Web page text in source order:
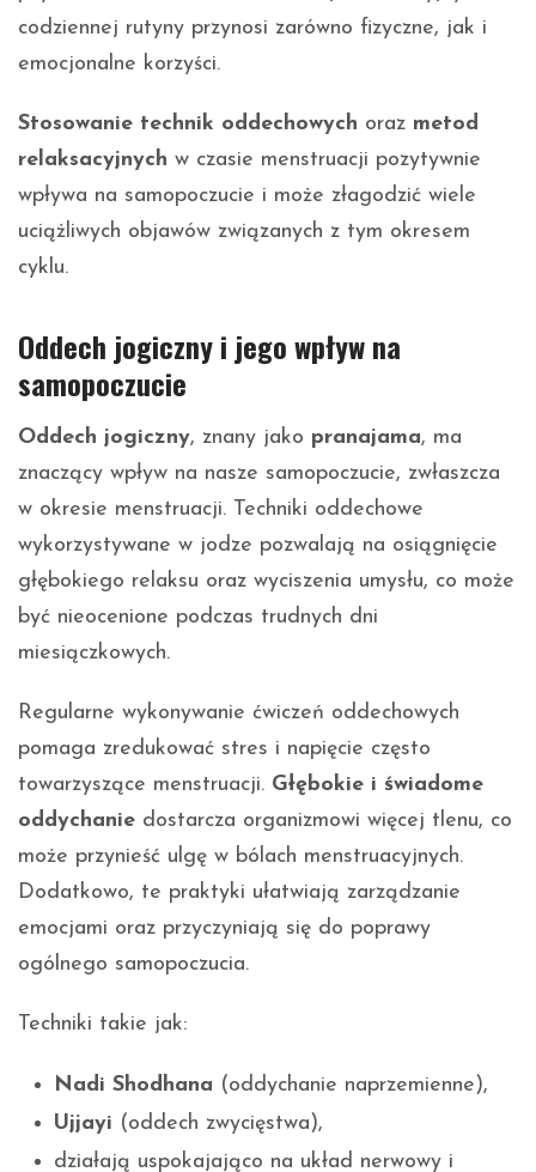
codziennej rutyny przynosi zarówno fizyczne, jak i
emocjonalne korzyści.
Stosowanie technik oddechowych oraz metod
relaksacyjnych w czasie menstruacji pozytywnie
wpływa na samopoczucie i może złagodzić wiele
uciążliwych objawów związanych z tym okresem
cyklu.
Oddech jogiczny i jego wpływ na
samopoczucie
Oddech jogiczny, znany jako pranajama, ma
znaczący wpływ na nasze samopoczucie, zwłaszcza
w okresie menstruacji. Techniki oddechowe
wykorzystywane w jodze pozwalają na osiągnięcie
głębokiego relaksu oraz wyciszenia umysłu, co może
być nieocenione podczas trudnych dni
miesiączkowych.
Regularne wykonywanie ćwiczeń oddechowych
pomaga zredukować stres i napięcie często
towarzyszące menstruacji. Głębokie i świadome
oddychanie dostarcza organizmowi więcej tlenu, co
może przynieść ulgę w bólach menstruacyjnych.
Dodatkowo, te praktyki ułatwiają zarządzanie
emocjami oraz przyczyniają się do poprawy
ogólnego samopoczucia.
Techniki takie jak:
Nadi Shodhana (oddychanie naprzemienne),
Ujjayi (oddech zwycięstwa),
działają uspokajająco na układ nerwowy i